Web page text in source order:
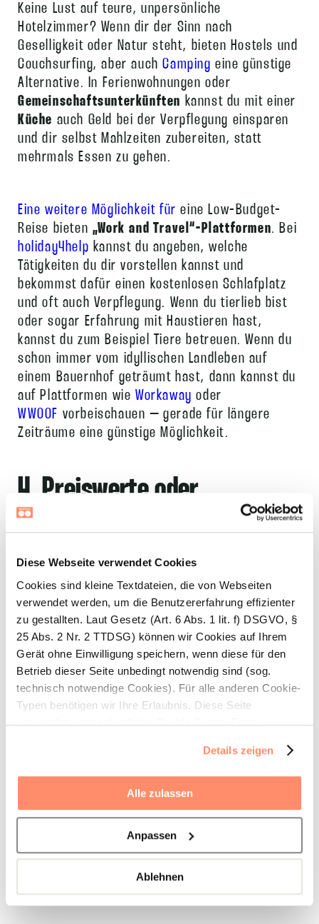
Diese Webseite verwendet Cookies
Cookies sind kleine Textdateien, die von Webseiten
verwendet werden, um die Benutzererfahrung effizienter
zu gestallten. Laut Gesetz (Art. 6 Abs. 1 lit. f) DSGVO, §
25 Abs. 2 Nr. 2 TTDSG) können wir Cookies auf Ihrem
Gerät ohne Einwilligung speichern, wenn diese für den
Betrieb dieser Seite unbedingt notwendig sind (sog.
technisch notwendige Cookies). Für alle anderen Cookie-
Typen benötigen wir Ihre Erlaubnis. Diese Seite
verwendet unterschiedliche Cookie-Typen. Einige
Seiten erscheinen. Nähere Informationen über die von
uns eingesetzten Cookies erhalten Sie unter dem Reiter
„Details“ oder durch das Anklicken der Schaltfläche
„Anpassen“. Mit Ihrem Einverständnis verwenden wir
personalisieren, Funktionen für soziale Medien anbieten
zu können und die Zugriffe auf unsere Webseite zu
analysieren. Außerdem geben wir mit Ihrer Zustimmung
Informationen zu Ihrer Verwendung unserer Webseite an
Details zeigen
Alle zulassen
Anpassen
Ablehnen
Keine Lust auf teure, unpersönliche
Hotelzimmer? Wenn dir der Sinn nach
Geselligkeit oder Natur steht, bieten Hostels und
Couchsurfing, aber auchCamping eine günstige
Alternative. In Ferienwohnungen oder
Gemeinschaftsunterkünften kannst du mit einer
Küche auch Geld bei der Verpflegung einsparen
und dir selbst Mahlzeiten zubereiten, statt
mehrmals Essen zu gehen.
Eine weitere Möglichkeit für eine Low-Budget-
Reise bieten „Work and Travel“-Plattformen. Bei
holiday4help kannst du angeben, welche
Tätigkeiten du dir vorstellen kannst und
bekommst dafür einen kostenlosen Schlafplatz
und oft auch Verpflegung. Wenn du tierlieb bist
oder sogar Erfahrung mit Haustieren hast,
kannst du zum Beispiel Tiere betreuen. Wenn du
schon immer vom idyllischen Landleben auf
einem Bauernhof geträumt hast, dann kannst du
auf Plattformen wieWorkaway oder
WWOOF vorbeischauen – gerade für längere
Zeiträume eine günstige Möglichkeit.
4. Preiswerte oder
kostenlose Aktivitäten vor
aufregende Angebote,aber auch dieein oder
andereTouristenfalle. Informiere dich daher
vorab, welche Geheimtipps es an deinem
Urlaubsort gibt, um das Beste aus deinem
Aufenthalt herauszuholen. Oft gibt es auch
günstige oder sogar kostenlose Aktivitäten,die
an vielen Ortenangeboten werden und deine
Reise bereichern.
VieleMuseen und Sehenswürdigkeitenbieten an
bestimmten Tagen oder für bestimmte
Personengruppen ermäßigten oder sogar
kostenlosen Eintrittan. In Paris haben EU-
Bürger unter 26 Jahren freien Eintritt in den